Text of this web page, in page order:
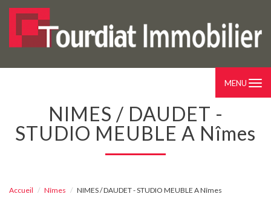
MENU
NIMES / DAUDET -
STUDIO MEUBLE A Nîmes
Accueil Nîmes NIMES / DAUDET - STUDIO MEUBLE A Nîmes